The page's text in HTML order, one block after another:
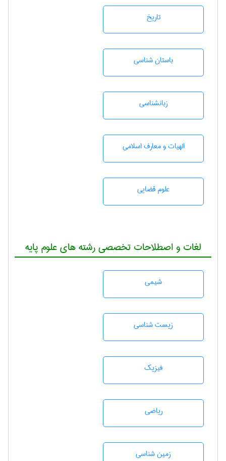
تاريخ
باستان شناسی
زبانشناسی
الهیات و معارف اسلامی
علوم قضایی
لغات و اصطلاحات تخصصی رشته های علوم پایه
شيمی
زيست شناسی
فیزیک
رياضی
زمين شناسی